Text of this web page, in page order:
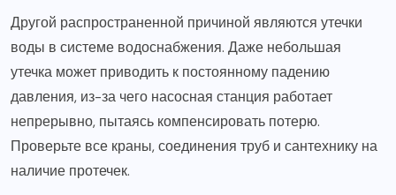
Другой распространенной причиной являются утечки
воды в системе водоснабжения. Даже небольшая
утечка может приводить к постоянному падению
давления, из-за чего насосная станция работает
непрерывно, пытаясь компенсировать потерю.
Проверьте все краны, соединения труб и сантехнику на
наличие протечек.